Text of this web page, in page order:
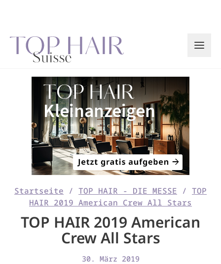
Startseite / TOP HAIR - DIE MESSE / TOP
HAIR 2019 American Crew All Stars
TOP HAIR 2019 American
Crew All Stars
30. März 2019